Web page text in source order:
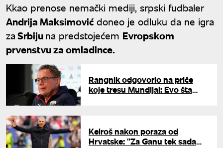
Kkao prenose nemački mediji, srpski fudbaler
Andrija Maksimović doneo je odluku da ne igra
zaSrbijuna predstojećem Evropskom
prvenstvu za omladince.
Rangnik odgovorio na priče
koje tresu Mundijal: Evo šta
Keiroš nakon poraza od
Hrvatske: "Za Ganu tek sada